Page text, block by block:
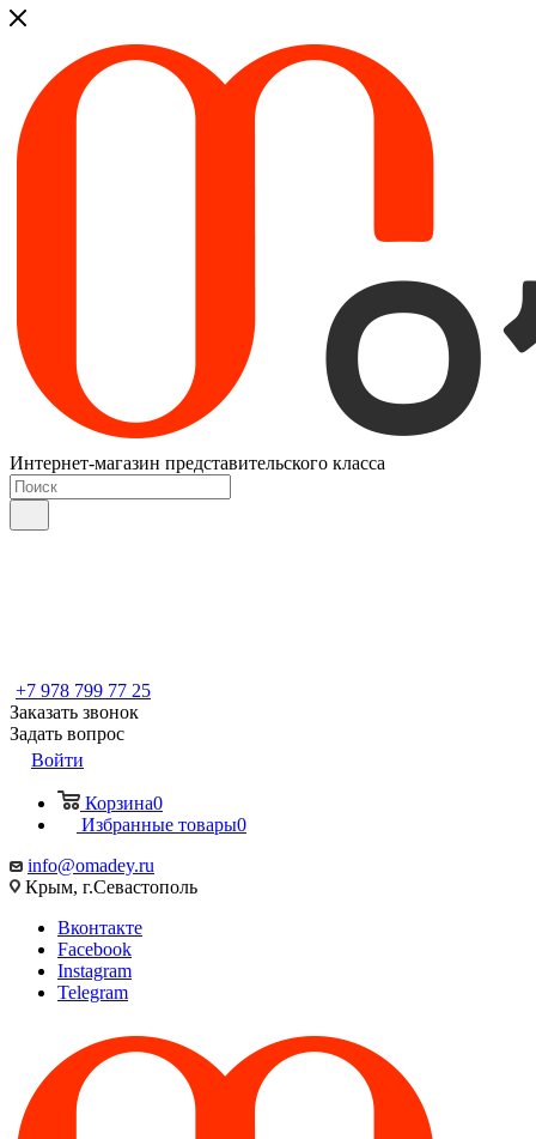
Интернет-магазин представительского класса
+7 978 799 77 25
Заказать звонок
Задать вопрос
Войти
Корзина0
Избранные товары0
info@omadey.ru
Крым, г.Севастополь
Вконтакте
Facebook
Instagram
Telegram